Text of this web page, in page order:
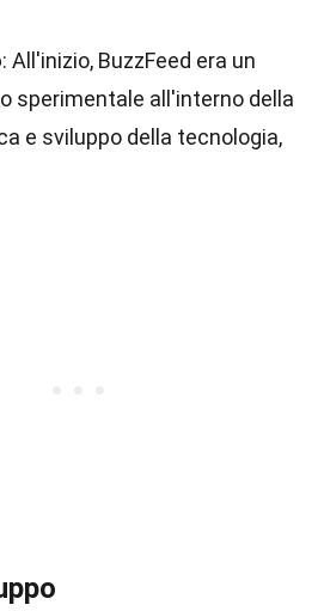
: All'inizio, BuzzFeed era un
sperimentale all'interno della
e sviluppo della tecnologia,